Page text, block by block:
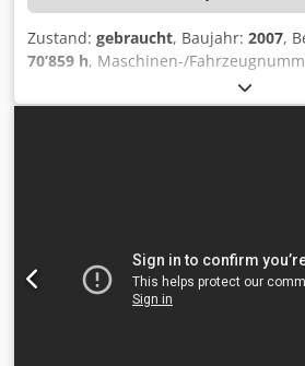
Zustand: gebraucht, Baujahr: 2007,
70’859 h, Maschinen-/
Verfahrwege (X/Y/Z): 3.600/920/820
integriertem NC-Tisch,
U/min., Werkzeugaufnahme HJSK-
Ums Af Ajrf